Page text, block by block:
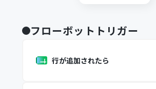
フローボットトリガー
行が追加されたら